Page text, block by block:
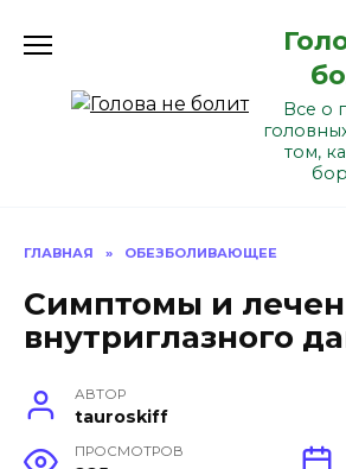
Все о
том,
ГЛАВНАЯ » ОБЕЗБОЛИВАЮЩЕЕ
Симптомы и
внутриглазного
АВТОР
tauroskiff
ПРОСМОТРОВ